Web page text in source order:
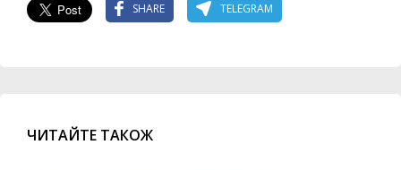
SHARE TELEGRAM
ЧИТАЙТЕ ТАКОЖ